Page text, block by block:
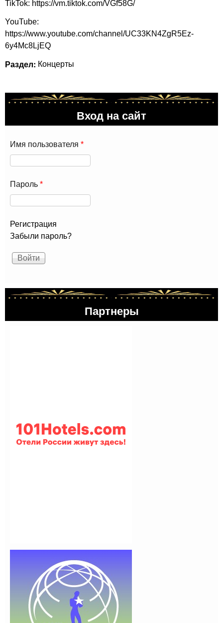
TikTok: https://vm.tiktok.com/VGf58G/
YouTube:
https://www.youtube.com/channel/UC33KN4ZgR5Ez-
6y4Mc8LjEQ
Раздел: Концерты
Вход на сайт
Имя пользователя *
Пароль *
Регистрация
Забыли пароль?
Партнеры